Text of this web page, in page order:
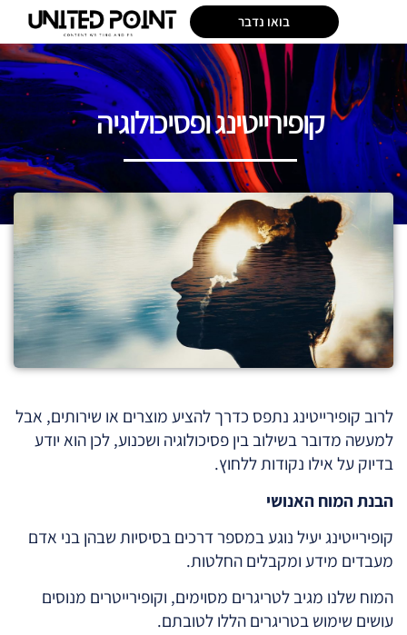
בואו נדבר
קופירייטינג ופסיכולוגיה
לרוב קופירייטינג נתפס כדרך להציע מוצרים או שירותים, אבל
למעשה מדובר בשילוב בין פסיכולוגיה ושכנוע, לכן הוא יודע
בדיוק על אילו נקודות ללחוץ.
הבנת המוח האנושי
קופירייטינג יעיל נוגע במספר דרכים בסיסיות שבהן בני אדם
מעבדים מידע ומקבלים החלטות.
המוח שלנו מגיב לטריגרים מסוימים, וקופירייטרים מנוסים
עושים שימוש בטריגרים הללו לטובתם.